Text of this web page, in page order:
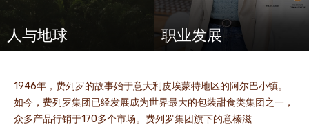
人与地球 职业发展
1946年，费列罗的故事始于意大利皮埃蒙特地区的阿尔巴小镇。
如今，费列罗集团已经发展成为世界最大的包装甜食类集团之一，
众多产品行销于170多个市场。费列罗集团旗下的意榛滋